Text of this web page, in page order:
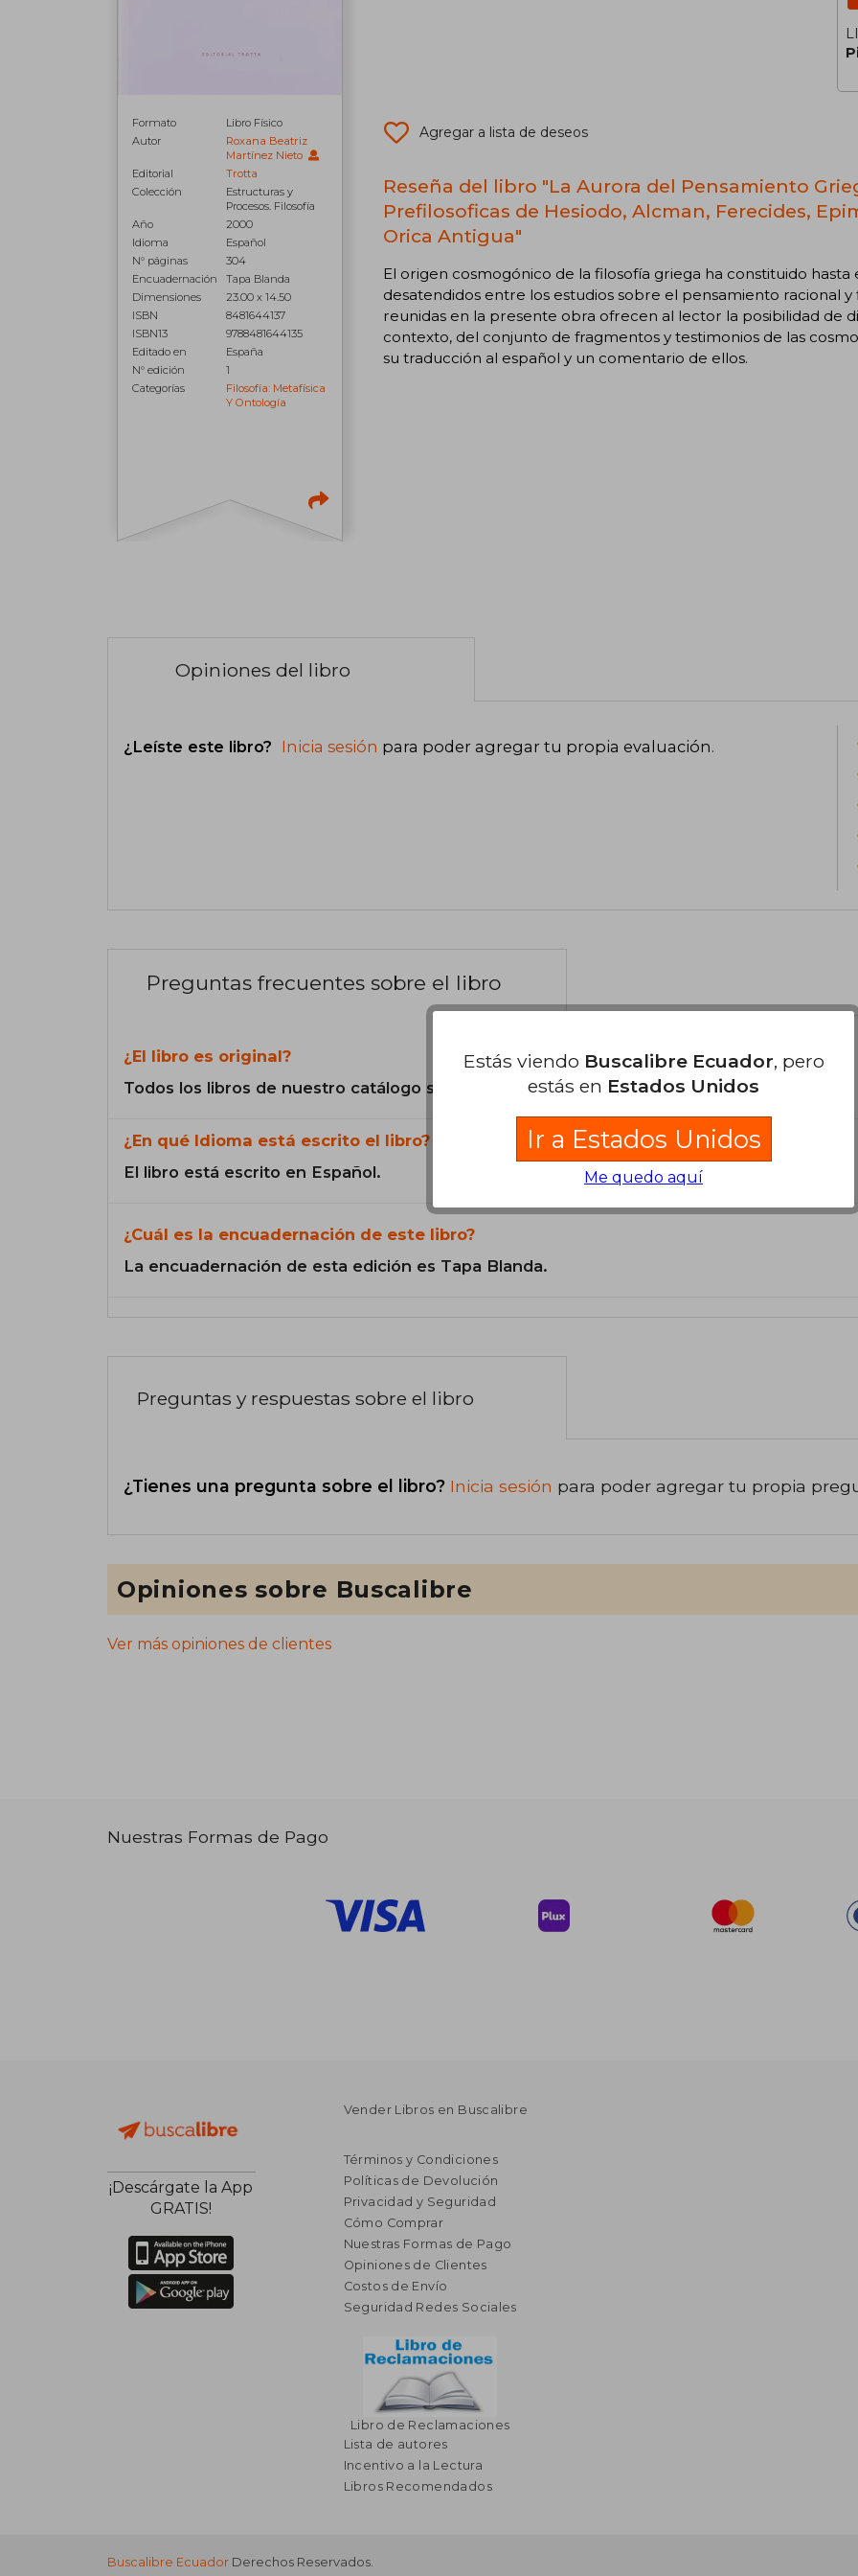
Formato
Libro Físico
Autor
Roxana Beatriz
Martínez Nieto
Editorial
Trotta
Colección
Estructuras y
Procesos. Filosofía
Año
2000
Idioma
Español
N° páginas
304
Encuadernación
Tapa Blanda
Dimensiones
23.00 x 14.50
ISBN
8481644137
ISBN13
9788481644135
Editado en
España
N° edición
1
Categorías
Filosofía: Metafísica
Y Ontología
Agregar a lista de deseos
Reseña del libro "La Aurora del Pensamiento
Prefilosoficas de Hesiodo, Alcman, Ferecides,
Orica Antigua"
El origen cosmogónico de la filosofía griega ha constituido
desatendidos entre los estudios sobre el pensamiento racional y
reunidas en la presente obra ofrecen al lector la posibilidad de
contexto, del conjunto de fragmentos y testimonios de las
su traducción al español y un comentario de ellos.
Opiniones del libro
¿Leíste este libro? Inicia sesión para poder agregar tu propia evaluación.
Preguntas frecuentes sobre el libro
¿El libro es original?
Todos los libros de nuestro catálogo son Originales.
¿En qué Idioma está escrito el libro?
El libro está escrito en Español.
¿Cuál es la encuadernación de este libro?
La encuadernación de esta edición es Tapa Blanda.
Preguntas y respuestas sobre el libro
¿Tienes una pregunta sobre el libro? Inicia sesión para poder agregar tu propia
Opiniones sobre Buscalibre
Ver más opiniones de clientes
Nuestras Formas de Pago
¡Descárgate la App
GRATIS!
Vender Libros en Buscalibre
Términos y Condiciones
Políticas de Devolución
Privacidad y Seguridad
Cómo Comprar
Nuestras Formas de Pago
Opiniones de Clientes
Costos de Envío
Seguridad Redes Sociales
Libro de Reclamaciones
Lista de autores
Incentivo a la Lectura
Libros Recomendados
Buscalibre Ecuador Derechos Reservados.
Estás viendo Buscalibre Ecuador, pero
estás en Estados Unidos
Ir a Estados Unidos
Me quedo aquí